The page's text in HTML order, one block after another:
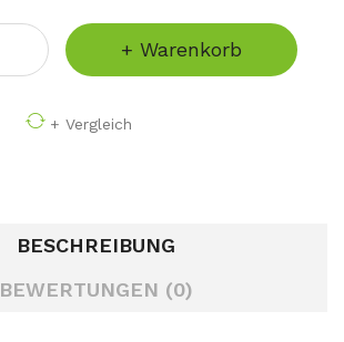
+ Warenkorb
+ Vergleich
BESCHREIBUNG
BEWERTUNGEN (0)